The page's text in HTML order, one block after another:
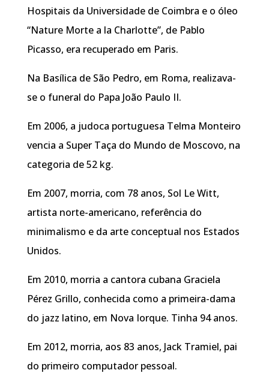
Hospitais da Universidade de Coimbra e o óleo
“Nature Morte a la Charlotte”, de Pablo
Picasso, era recuperado em Paris.
Na Basílica de São Pedro, em Roma, realizava-
se o funeral do Papa João Paulo II.
Em 2006, a judoca portuguesa Telma Monteiro
vencia a Super Taça do Mundo de Moscovo, na
categoria de 52 kg.
Em 2007, morria, com 78 anos, Sol Le Witt,
artista norte-americano, referência do
minimalismo e da arte conceptual nos Estados
Unidos.
Em 2010, morria a cantora cubana Graciela
Pérez Grillo, conhecida como a primeira-dama
do jazz latino, em Nova Iorque. Tinha 94 anos.
Em 2012, morria, aos 83 anos, Jack Tramiel, pai
do primeiro computador pessoal.